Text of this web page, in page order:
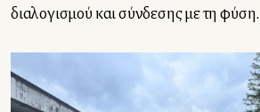
διαλογισμού και σύνδεσης με τη φύση.